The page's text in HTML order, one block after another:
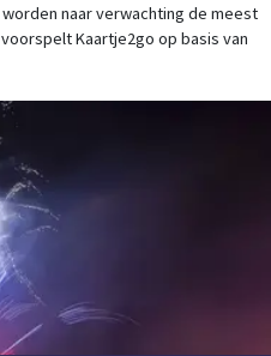
worden naar verwachting de meest
Kaartje2go op basis van